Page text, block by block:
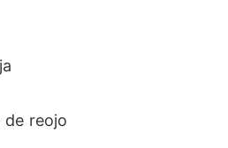
de reojo